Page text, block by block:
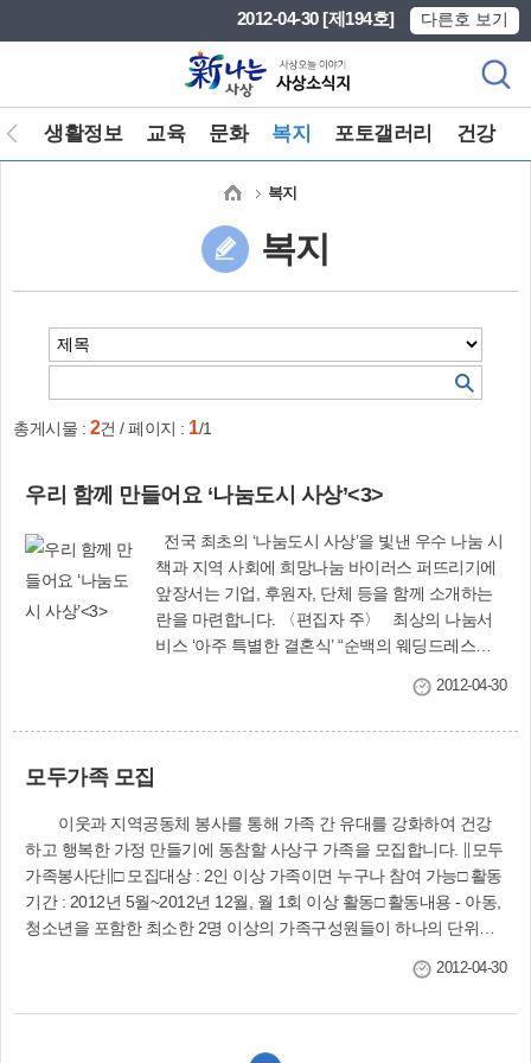
2012-04-30 [제194호] 다른호 보기
생활정보 교육 문화 복지 포토갤러리 건강
복지
복지
총게시물 : 2건 / 페이지 : 1/1
우리 함께 만들어요 ‘나눔도시 사상’<3>
책과 지역 사회에 희망나눔 바이러스 퍼뜨리기에
앞장서는 기업, 후원자, 단체 등을 함께 소개하는
란을 마련합니다. 〈편집자 주〉 최상의 나눔서
비스 ‘아주 특별한 결혼식’ “순백의 웨딩드레스를
게 소원을 이루게 될 줄 몰랐어요….”‘아주 특별한
인 부부는 그동안 생활형편이 어려워 결혼식을 못
올리고 있었는데 사상소식지에 무료로 예식을 올
려주는 ‘아주 특별한 결혼식’ 신청접수 안내를 보
고, 너무 기뻐서 힘든 몸을 이끌고 구청을 찾아왔
다고 했다. 이외에도 특별한 사연을 고이 간직한
신청자가 많다. 김미희(가명·25)씨는 보육원에서
자란 후 사랑하는 남자를 만났으나 경제적 어려움
으로 예식을 못 올리고 있었다. 남편은 군복무중인
2012-04-30
모두가족 모집
하고 행복한 가정 만들기에 동참할 사상구 가족을 모집합니다. ∥모두
가족봉사단∥□ 모집대상 : 2인 이상 가족이면 누구나 참여 가능□ 활동
기간 : 2012년 5월~2012년 12월, 월 1회 이상 활동□ 활동내용 - 아동,
청소년을 포함한 최소한 2명 이상의 가족구성원들이 하나의 단위가
대상과 장소에서 봉사활동에 참여함.□ 활동혜택 : 가족과 함께하는
자녀를 둔 가정, 월1회 이상 그룹별 품앗이 활동이 가능한 가정□ 활동
2012-04-30